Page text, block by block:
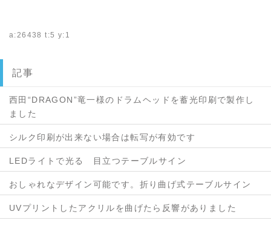
a:26438 t:5 y:1
記事
西田“DRAGON”竜一様のドラムヘッドを蓄光印刷で製作し
ました
シルク印刷が出来ない場合は転写が有効です
LEDライトで光る 目立つテーブルサイン
おしゃれなデザイン可能です。折り曲げ式テーブルサイン
UVプリントしたアクリルを曲げたら反響がありました